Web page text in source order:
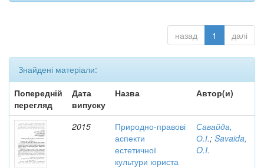
назад 1 далі
Знайдені матеріали:
Попередній
перегляд
Дата
випуску
Назва Автор(и)
2015
Природно-правові
аспекти
естетичної
культури юриста
Савайда,
О.І.; Savaida,
O.I.